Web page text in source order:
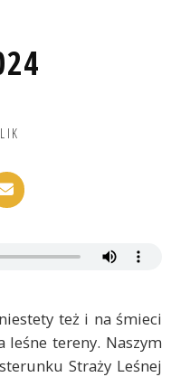
też i na śmieci
leśne tereny. Naszym
Straży Leśnej